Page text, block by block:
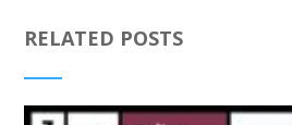
RELATED POSTS